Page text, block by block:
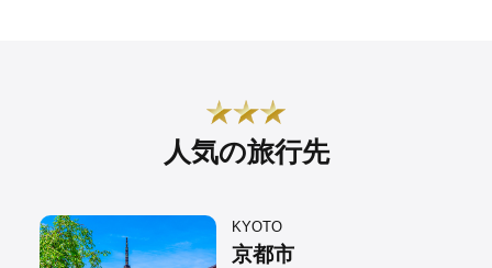
人気の旅行先
KYOTO
京都市